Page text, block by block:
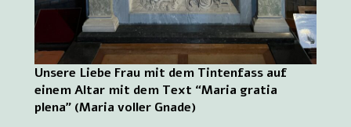
Unsere Liebe Frau mit dem Tintenfass auf
einem Altar mit dem Text “Maria gratia
plena” (Maria voller Gnade)